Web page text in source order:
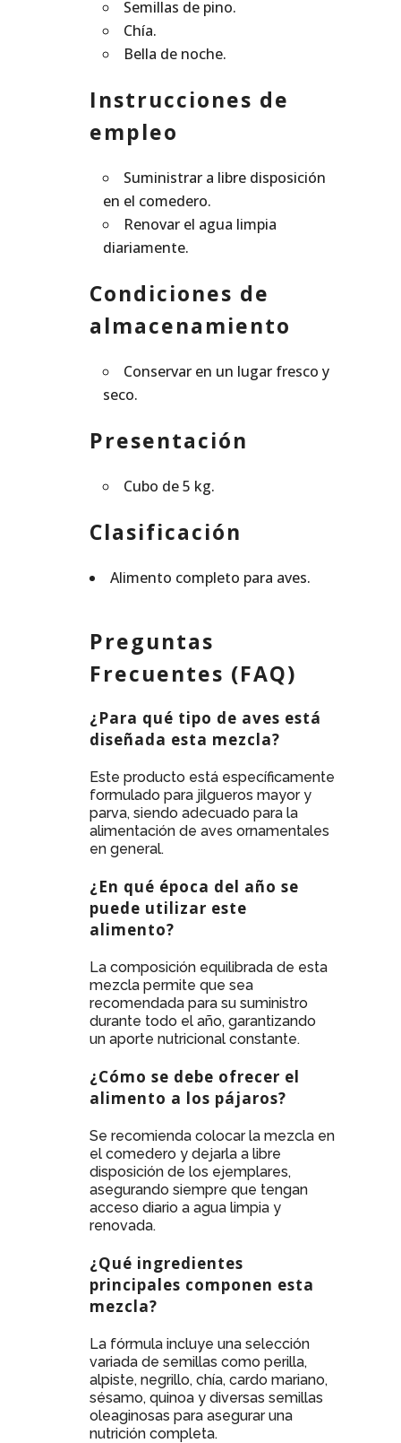
Semillas de pino.
Chía.
Bella de noche.
Instrucciones de
empleo
Suministrar a libre disposición
en el comedero.
Renovar el agua limpia
diariamente.
Condiciones de
almacenamiento
Conservar en un lugar fresco y
seco.
Presentación
Cubo de 5 kg.
Clasificación
Alimento completo para aves.
Preguntas
Frecuentes (FAQ)
¿Para qué tipo de aves está
diseñada esta mezcla?
Este producto está específicamente
formulado para jilgueros mayor y
parva, siendo adecuado para la
alimentación de aves ornamentales
en general.
¿En qué época del año se
puede utilizar este
alimento?
La composición equilibrada de esta
mezcla permite que sea
recomendada para su suministro
durante todo el año, garantizando
un aporte nutricional constante.
¿Cómo se debe ofrecer el
alimento a los pájaros?
Se recomienda colocar la mezcla en
el comedero y dejarla a libre
disposición de los ejemplares,
asegurando siempre que tengan
acceso diario a agua limpia y
renovada.
¿Qué ingredientes
principales componen esta
mezcla?
La fórmula incluye una selección
variada de semillas como perilla,
alpiste, negrillo, chía, cardo mariano,
sésamo, quinoa y diversas semillas
oleaginosas para asegurar una
nutrición completa.